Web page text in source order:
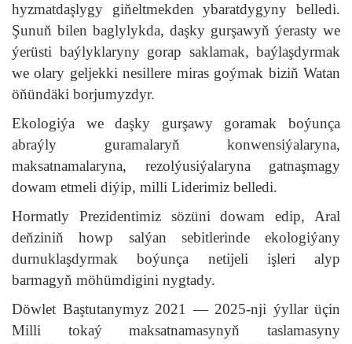
hyzmatdaşlygy giňeltmekden ybaratdygyny belledi.
Şunuň bilen baglylykda, daşky gurşawyň ýerasty we
ýerüsti baýlyklaryny gorap saklamak, baýlaşdyrmak
we olary geljekki nesillere miras goýmak biziň Watan
öňündäki borjumyzdyr.
Ekologiýa we daşky gurşawy goramak boýunça
abraýly guramalaryň konwensiýalaryna,
maksatnamalaryna, rezolýusiýalaryna gatnaşmagy
dowam etmeli diýip, milli Liderimiz belledi.
Hormatly Prezidentimiz sözüni dowam edip, Aral
deňziniň howp salýan sebitlerinde ekologiýany
durnuklaşdyrmak boýunça netijeli işleri alyp
barmagyň möhümdigini nygtady.
Döwlet Baştutanymyz 2021 — 2025-nji ýyllar üçin
Milli tokaý maksatnamasynyň taslamasyny